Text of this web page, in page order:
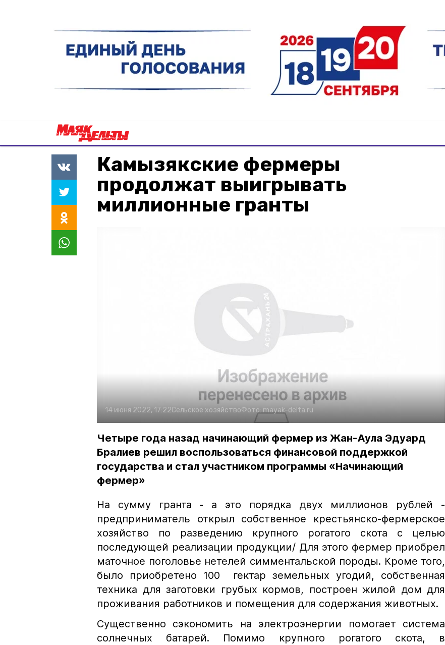
Камызякские фермеры
продолжат выигрывать
миллионные гранты
14 июня 2022, 17:22Сельское хозяйствоФото: mayak-delta.ru
Четыре года назад начинающий фермер из Жан-Аула Эдуард
Бралиев решил воспользоваться финансовой поддержкой
государства и стал участником программы «Начинающий
фермер»
На сумму гранта - а это порядка двух миллионов рублей -
предприниматель открыл собственное крестьянско-фермерское
хозяйство по разведению крупного рогатого скота с целью
последующей реализации продукции/ Для этого фермер приобрел
маточное поголовье нетелей симментальской породы. Кроме того,
было приобретено 100 гектар земельных угодий, собственная
техника для заготовки грубых кормов, построен жилой дом для
проживания работников и помещения для содержания животных.
Существенно сэкономить на электроэнергии помогает система
солнечных батарей. Помимо крупного рогатого скота, в